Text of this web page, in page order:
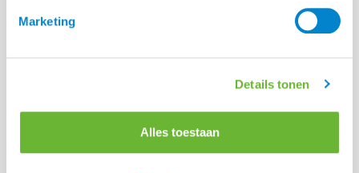
Marketing
Details tonen
Alles toestaan
Hoe bereid je een paard voor op het
Lees alle blogs